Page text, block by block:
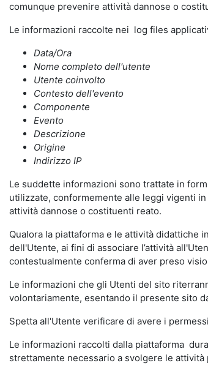
comunque prevenire attività dannose o
Le informazioni raccolte nei log files
Data/Ora
Nome completo dell'utente
Utente coinvolto
Contesto dell'evento
Componente
Evento
Descrizione
Origine
Indirizzo IP
Le suddette informazioni sono trattate in
utilizzate, conformemente alle leggi vigenti
attività dannose o costituenti reato.
Qualora la piattaforma e le attività didattiche
dell'Utente, ai fini di associare l’attività
contestualmente conferma di aver preso
Le informazioni che gli Utenti del sito
volontariamente, esentando il presente sito
Spetta all'Utente verificare di avere i
Le informazioni raccolti dalla piattaforma
strettamente necessario a svolgere le